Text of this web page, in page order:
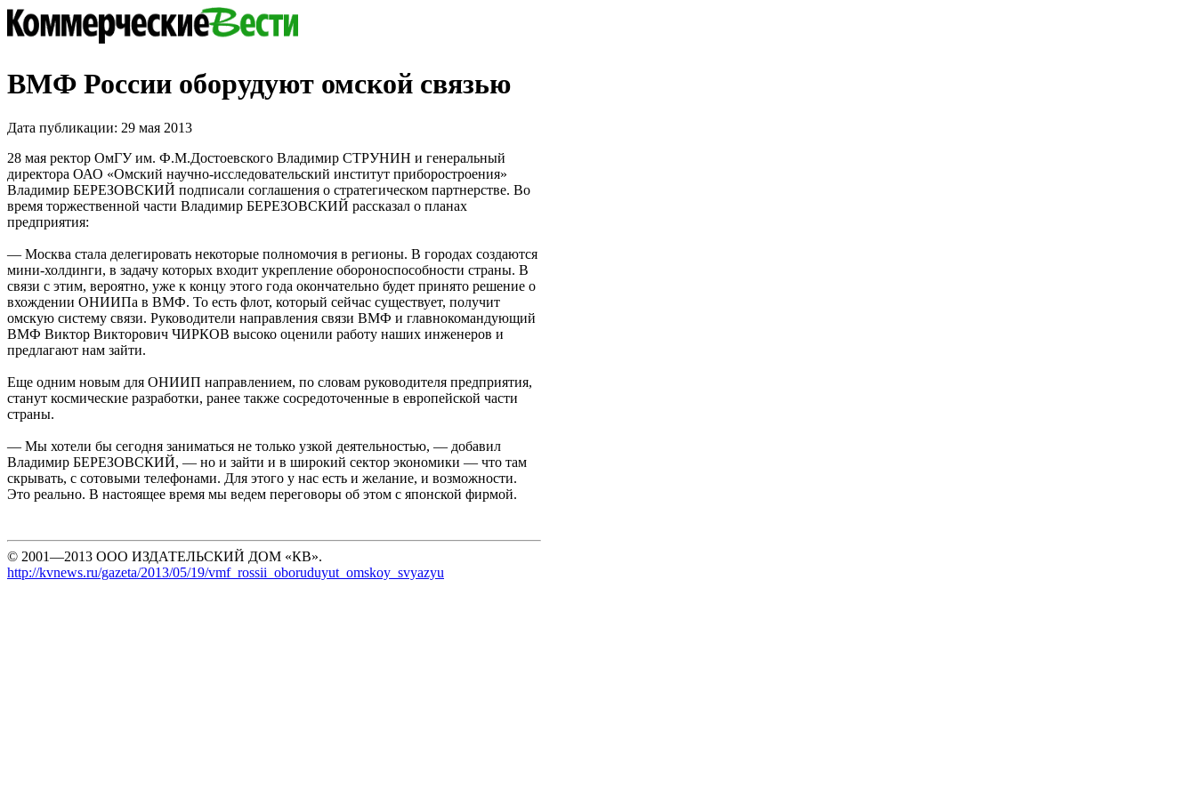
ВМФ России оборудуют омской связью
Дата публикации: 29 мая 2013
28 мая ректор ОмГУ им. Ф.М.Достоевского Владимир СТРУНИН и генеральный
директора ОАО «Омский научно-исследовательский институт приборостроения»
Владимир БЕРЕЗОВСКИЙ подписали соглашения о стратегическом партнерстве. Во
время торжественной части Владимир БЕРЕЗОВСКИЙ рассказал о планах
предприятия:
— Москва стала делегировать некоторые полномочия в регионы. В городах создаются
мини-холдинги, в задачу которых входит укрепление обороноспособности страны. В
связи с этим, вероятно, уже к концу этого года окончательно будет принято решение о
вхождении ОНИИПа в ВМФ. То есть флот, который сейчас существует, получит
омскую систему связи. Руководители направления связи ВМФ и главнокомандующий
ВМФ Виктор Викторович ЧИРКОВ высоко оценили работу наших инженеров и
предлагают нам зайти.
Еще одним новым для ОНИИП направлением, по словам руководителя предприятия,
станут космические разработки, ранее также сосредоточенные в европейской части
страны.
— Мы хотели бы сегодня заниматься не только узкой деятельностью, — добавил
Владимир БЕРЕЗОВСКИЙ, — но и зайти и в широкий сектор экономики — что там
скрывать, с сотовыми телефонами. Для этого у нас есть и желание, и возможности.
Это реально. В настоящее время мы ведем переговоры об этом с японской фирмой.
© 2001—2013 ООО ИЗДАТЕЛЬСКИЙ ДОМ «КВ».
http://kvnews.ru/gazeta/2013/05/19/vmf_rossii_oboruduyut_omskoy_svyazyu